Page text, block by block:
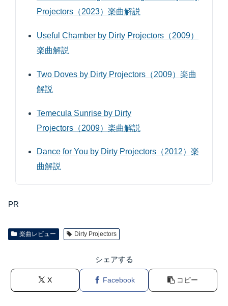
Projectors（2023）楽曲解説
Useful Chamber by Dirty Projectors（2009）
楽曲解説
Two Doves by Dirty Projectors（2009）楽曲
解説
Temecula Sunrise by Dirty
Projectors（2009）楽曲解説
Dance for You by Dirty Projectors（2012）楽
曲解説
PR
楽曲レビュー Dirty Projectors
シェアする
X Facebook コピー